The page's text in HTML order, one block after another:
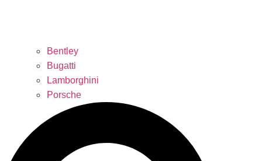
Bentley
Bugatti
Lamborghini
Porsche